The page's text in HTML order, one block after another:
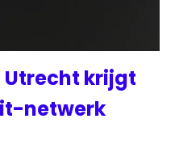
krijgt
netwerk